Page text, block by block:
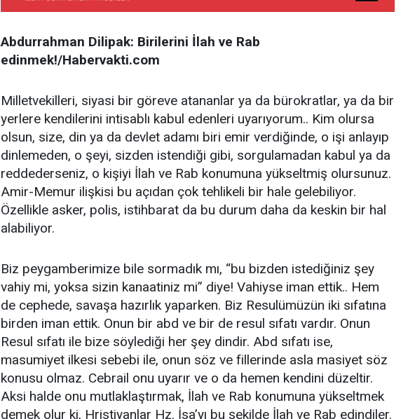
Abdurrahman Dilipak: Birilerini İlah ve Rab
edinmek!/Habervakti.com
Milletvekilleri, siyasi bir göreve atananlar ya da bürokratlar, ya da bir
yerlere kendilerini intisablı kabul edenleri uyarıyorum.. Kim olursa
olsun, size, din ya da devlet adamı biri emir verdiğinde, o işi anlayıp
dinlemeden, o şeyi, sizden istendiği gibi, sorgulamadan kabul ya da
reddederseniz, o kişiyi İlah ve Rab konumuna yükseltmiş olursunuz.
Amir-Memur ilişkisi bu açıdan çok tehlikeli bir hale gelebiliyor.
Özellikle asker, polis, istihbarat da bu durum daha da keskin bir hal
alabiliyor.
Biz peygamberimize bile sormadık mı, “bu bizden istediğiniz şey
vahiy mi, yoksa sizin kanaatiniz mi” diye! Vahiyse iman ettik.. Hem
de cephede, savaşa hazırlık yaparken. Biz Resulümüzün iki sıfatına
birden iman ettik. Onun bir abd ve bir de resul sıfatı vardır. Onun
Resul sıfatı ile bize söylediği her şey dindir. Abd sıfatı ise,
masumiyet ilkesi sebebi ile, onun söz ve fillerinde asla masiyet söz
konusu olmaz. Cebrail onu uyarır ve o da hemen kendini düzeltir.
Aksi halde onu mutlaklaştırmak, İlah ve Rab konumuna yükseltmek
demek olur ki, Hristiyanlar Hz. İsa’yı bu şekilde İlah ve Rab edindiler.